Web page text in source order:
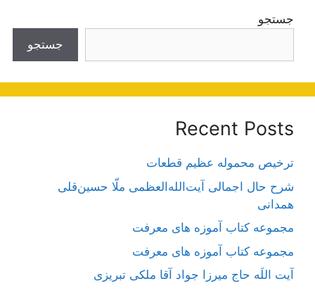
جستجو
جستجو
Recent Posts
ترخیص محموله عظیم قطعات
شرح حال اجمالی آیت‌الله‌العظمی ملّا حسین‌قلی
همدانی
مجموعه کتاب آموزه های معرفت
مجموعه کتاب آموزه های معرفت
آیت اللَه حاج میرزا جواد آقا ملکی تبریزی